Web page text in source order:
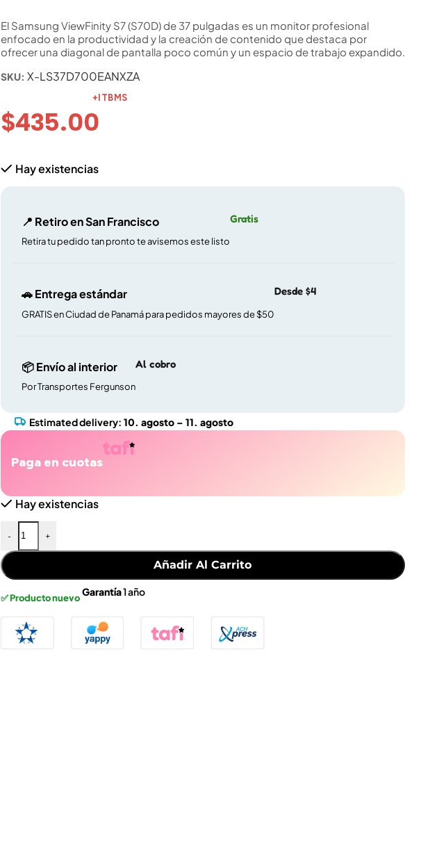
El Samsung ViewFinity S7 (S70D) de 37 pulgadas es un monitor profesional
enfocado en la productividad y la creación de contenido que destaca por
ofrecer una diagonal de pantalla poco común y un espacio de trabajo expandido.
SKU: X-LS37D700EANXZA
$435.00
+ITBMS
Hay existencias
📍 Retiro en San Francisco
Retira tu pedido tan pronto te avisemos este listo
Gratis
🚗 Entrega estándar
GRATIS en Ciudad de Panamá para pedidos mayores de $50
Desde $4
📦 Envío al interior
Por Transportes Fergunson
Al cobro
Estimated delivery: 10. agosto – 11. agosto
Paga en cuotas
Hay existencias
- +
Añadir Al Carrito
✅ Producto nuevoGarantía1 año